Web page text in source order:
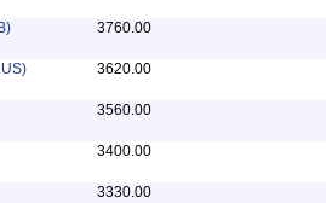
3760.00
3620.00
3560.00
3400.00
3330.00